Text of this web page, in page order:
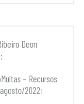
Deon
– Recursos
2022;